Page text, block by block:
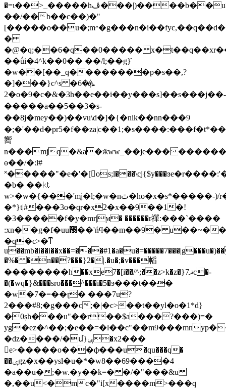
�=ι��>_�����hڤ���|)����b��u>o8���,}*�u������\l����9u�c��y�\u��6��gn�ؿ��%�ڕ�
��/��b��c��)�"
[�����o��u�;m״�g���n�i��fyc,��q��d��a���e��=�d���3���s�>�}x^_���ǚe�crr�pn>?!
�
�@�q;��6�q��0�����
��ǘi�4^k��0�� ��/l;��g}ֿ
�w��[�� _q��������p�s��,?
�]���}c^sܞ�6�
�2o�9�c�&�3h��e��i��y���s]��s���j��-
�����a��5��3�s-
��8j�mey��)��vu\d�]�{�nik��nn���9
嚮
n���mj
ɵ��/�:l#
�b� ��㏏
w>�w�{���'mʝ�l;�w�nٿ�ho�x�s*�����-)/r�%�x�!>�l�`�vu�c�b�q�o�8���m??
�*}t|#̲���3o�qr�x2�x��9��1�!
�3�����f�y�mr|ϻ� ������r禪:���`����
:xn��g�f�uu֐��'ńϥ��m��9� u��~���r��!
�q�c>�ͳ
�%� �n��?���}2�|.�u�;�v���幍
��������h��xe7�[i��/^;��z>k�z�}7ޛc�-
�(�wq�}&���sro���^���i�5�ϧ���t���
�w�7�=��ɽ� ���7u?
2���#8;�g���c;�|�c>��t��yl�o�1*d}
�0șh���u"��r��$a���?���)=�
ygʲ�ez�^��;�e��=�l��c"��m9���mn
�ǳ����/�մ}ݷ�x2���
e>�����o���ф���u�qu���q�
��ݷgz�x��ysl�u�*�w8��69����4
�a��u�;�w.�y��k=� �/�"���&u
�,��u<�m c�"i[x����m>���q